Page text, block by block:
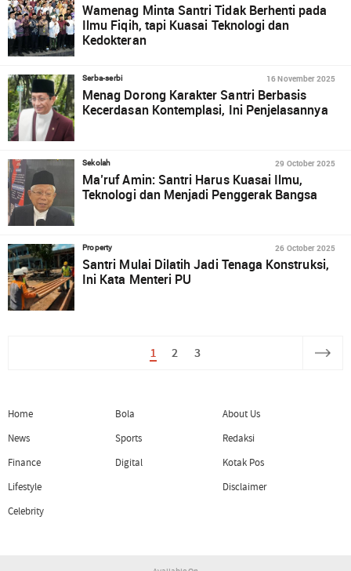
Wamenag Minta Santri Tidak Berhenti pada
Ilmu Fiqih, tapi Kuasai Teknologi dan
Kedokteran
Serba-serbi 16 November 2025
Menag Dorong Karakter Santri Berbasis
Kecerdasan Kontemplasi, Ini Penjelasannya
Sekolah 29 October 2025
Ma’ruf Amin: Santri Harus Kuasai Ilmu,
Teknologi dan Menjadi Penggerak Bangsa
Property 26 October 2025
Santri Mulai Dilatih Jadi Tenaga Konstruksi,
Ini Kata Menteri PU
1 2 3
Home
News
Finance
Lifestyle
Celebrity
Bola
Sports
Digital
About Us
Redaksi
Kotak Pos
Disclaimer